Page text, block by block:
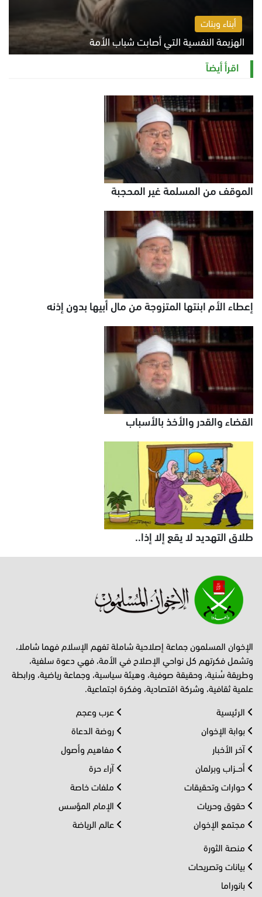
أبناء وبنات
الهزيمة النفسية التي أصابت شباب الأمة
الخميس 6 أغسطس 2026 11:12 ص
اقرأ أيضاً
الموقف من المسلمة غير المحجبة
إعطاء الأم ابنتها المتزوجة من مال أبيها بدون إذنه
القضاء والقدر والأخذ بالأسباب
طلاق التهديد لا يقع إلا إذا..
الإخوان المسلمون جماعة إصلاحية شاملة تفهم الإسلام فهما شاملا،
وتشمل فكرتهم كل نواحي الإصلاح في الأمة، فهي دعوة سلفية،
وطريقة سُنية، وحقيقة صوفية، وهيئة سياسية، وجماعة رياضية، ورابطة
علمية ثقافية، وشركة اقتصادية، وفكرة اجتماعية.
الرئيسية
بوابة الإخوان
آخر الأخبار
أحــزاب وبرلمان
حوارات وتحقيقات
حقوق وحريات
مجتمع الإخوان
عرب وعجم
روضة الدعاة
مفاهيم وأصول
آراء حرة
ملفات خاصة
الإمام المؤسس
عالم الرياضة
منصة الثورة
بيانات وتصريحات
بانوراما